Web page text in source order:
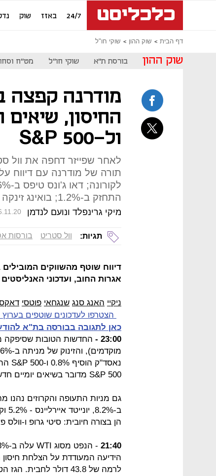
24/7 באזז שוק
דף הבית שוק ההון שוקי חו"ל
שוק ההון בורסת ת"א שוקי חו"ל מט"ח
החיסון,
ול-S&P 500
לאחר שפייזר דחפה את וול
התחזק ב-1.2%; בואינג זינקה ב-8%, קארניבל - ב-9.5%
מיקי גרינפלד ונועם לנדמן
תגיות: וול סטריט בורסות
דיווח שוטף מהשווקים
אגרות החוב, ועדכוני האנליסטים
ניקיי האנג סנג שנגחאי פוטסי
הצטרפו לעדכונים שוטפים
כאן לתגובה בבורסה בת"א
23:00 -
החדשות הטובות שסיפקה
S&P 500 מדובר בשיאים יומיים חדשים.
גם מניות התעופה והקרוזים נהנו
הן בצורה חיובית: סיטי גרופ ו-וולס פארגו עלו ביותר
21:40